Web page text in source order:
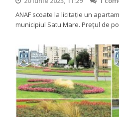
ANAF scoate la licitaţie un
municipiul Satu Mare. Prețul de